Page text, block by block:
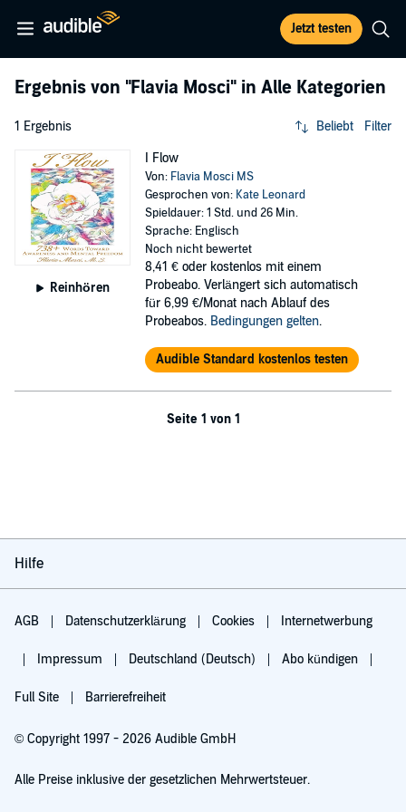
Jetzt testen
Ergebnis von "Flavia Mosci" in Alle Kategorien
1 Ergebnis Beliebt Filter
Reinhören
I Flow
Von: Flavia Mosci MS
Gesprochen von: Kate Leonard
Spieldauer: 1 Std. und 26 Min.
Sprache: Englisch
Noch nicht bewertet
8,41 € oder kostenlos mit einem
Probeabo. Verlängert sich automatisch
für 6,99 €/Monat nach Ablauf des
Probeabos. Bedingungen gelten.
Audible Standard kostenlos testen
Seite 1 von 1
Hilfe
AGB Datenschutzerklärung Cookies Internetwerbung
Impressum Deutschland (Deutsch) Abo kündigen
Full Site Barrierefreiheit
© Copyright 1997 - 2026 Audible GmbH
Alle Preise inklusive der gesetzlichen Mehrwertsteuer.